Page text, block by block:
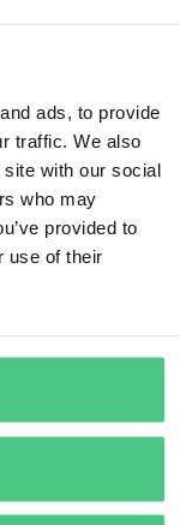
ads, to provide
traffic. We also
with our social
who may
provided to
use of their
EU-Taxonomiefähig
muss ein
für seine